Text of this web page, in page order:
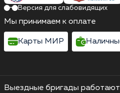
Выездные бригады работают
Версия для слабовидящих
Мы принимаем к оплате
Карты МИР